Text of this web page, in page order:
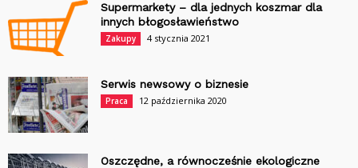
Supermarkety – dla jednych koszmar dla
innych błogosławieństwo
Zakupy 4 stycznia 2021
Serwis newsowy o biznesie
Praca 12 października 2020
Oszczędne, a równocześnie ekologiczne